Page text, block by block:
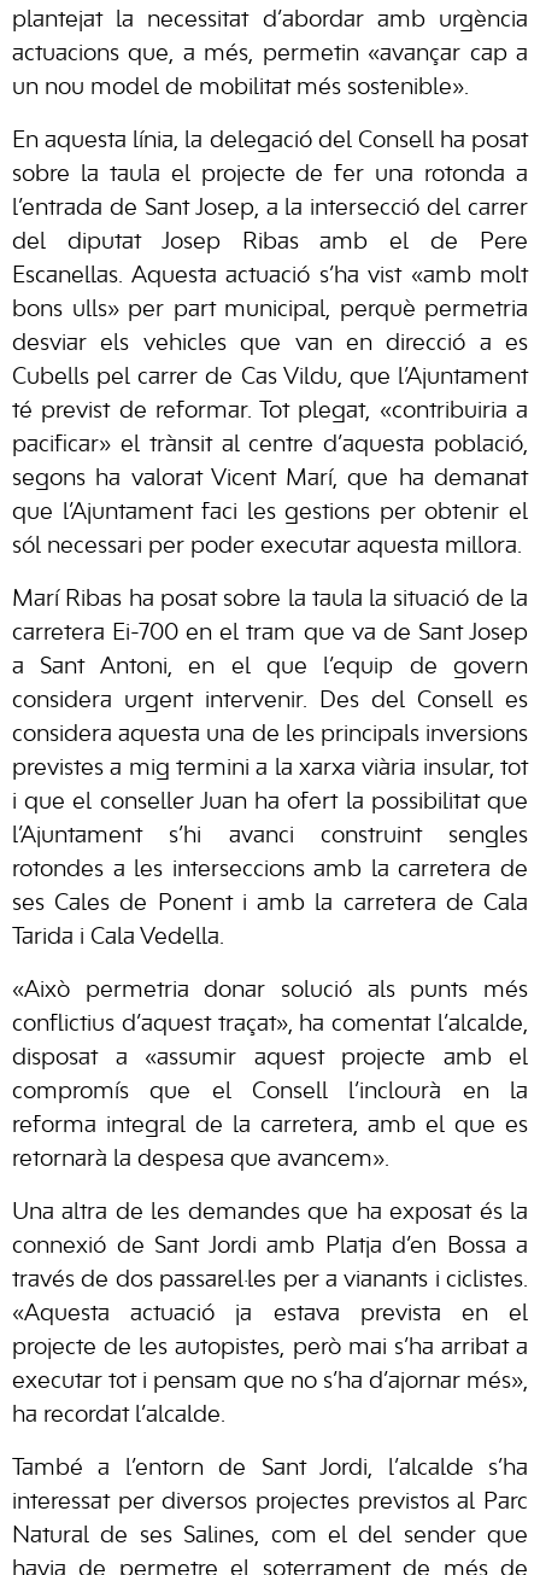
plantejat la necessitat d’abordar amb urgència
actuacions que, a més, permetin «avançar cap a
un nou model de mobilitat més sostenible».
En aquesta línia, la delegació del Consell ha posat
sobre la taula el projecte de fer una rotonda a
l’entrada de Sant Josep, a la intersecció del carrer
del diputat Josep Ribas amb el de Pere
Escanellas. Aquesta actuació s’ha vist «amb molt
bons ulls» per part municipal, perquè permetria
desviar els vehicles que van en direcció a es
Cubells pel carrer de Cas Vildu, que l’Ajuntament
té previst de reformar. Tot plegat, «contribuiria a
pacificar» el trànsit al centre d’aquesta població,
segons ha valorat Vicent Marí, que ha demanat
que l’Ajuntament faci les gestions per obtenir el
sól necessari per poder executar aquesta millora.
Marí Ribas ha posat sobre la taula la situació de la
carretera Ei-700 en el tram que va de Sant Josep
a Sant Antoni, en el que l’equip de govern
considera urgent intervenir. Des del Consell es
considera aquesta una de les principals inversions
previstes a mig termini a la xarxa viària insular, tot
i que el conseller Juan ha ofert la possibilitat que
l’Ajuntament s’hi avanci construint sengles
rotondes a les interseccions amb la carretera de
ses Cales de Ponent i amb la carretera de Cala
Tarida i Cala Vedella.
«Això permetria donar solució als punts més
conflictius d’aquest traçat», ha comentat l’alcalde,
disposat a «assumir aquest projecte amb el
compromís que el Consell l’inclourà en la
reforma integral de la carretera, amb el que es
retornarà la despesa que avancem».
Una altra de les demandes que ha exposat és la
connexió de Sant Jordi amb Platja d’en Bossa a
través de dos passarel·les per a vianants i ciclistes.
«Aquesta actuació ja estava prevista en el
projecte de les autopistes, però mai s’ha arribat a
executar tot i pensam que no s’ha d’ajornar més»,
ha recordat l’alcalde.
També a l’entorn de Sant Jordi, l’alcalde s’ha
interessat per diversos projectes previstos al Parc
Natural de ses Salines, com el del sender que
havia de permetre el soterrament de més de